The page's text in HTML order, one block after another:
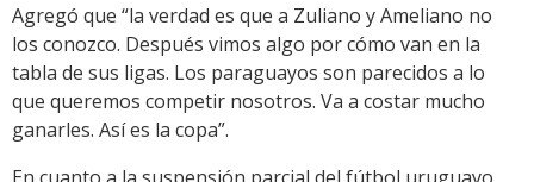
Agregó que “la verdad es que a Zuliano y Ameliano no
los conozco. Después vimos algo por cómo van en la
tabla de sus ligas. Los paraguayos son parecidos a lo
que queremos competir nosotros. Va a costar mucho
ganarles. Así es la copa”.
En cuanto a la suspensión parcial del fútbol uruguayo